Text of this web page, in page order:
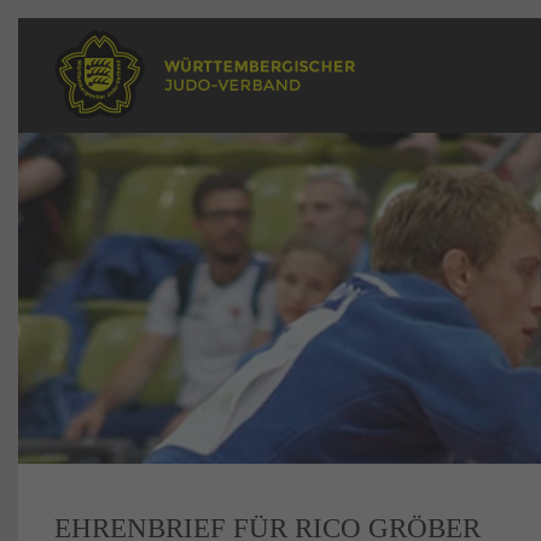
EHRENBRIEF FÜR RICO GRÖBER